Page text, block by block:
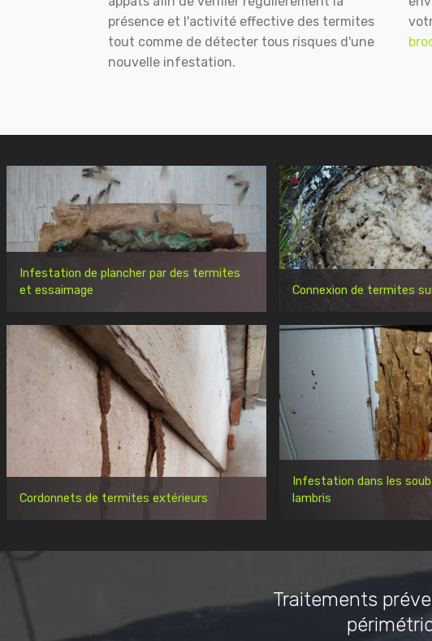
présence et l'activité effective des termites
tout comme de détecter tous risques d'une
nouvelle infestation.
Infestation de plancher par des termites
et essaimage
Connexion de termites
Cordonnets de termites extérieurs
Infestation dans les
lambris
Traitements